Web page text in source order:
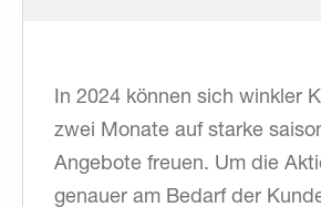
In 2024 können sich winkler
zwei Monate auf starke
Angebote freuen. Um die
genauer am Bedarf der